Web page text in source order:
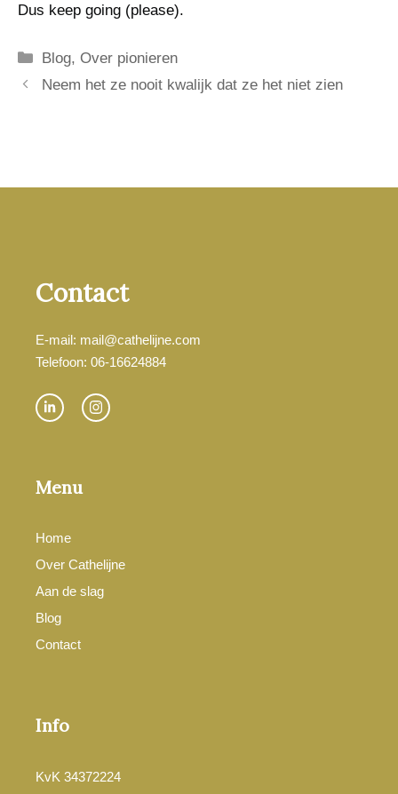
Dus keep going (please).
Categorieën
Blog,Over pionieren
Neem het ze nooit kwalijk dat ze het niet zien
Contact
E-mail: mail@cathelijne.com
Telefoon: 06-16624884
Menu
Home
Over Cathelijne
Aan de slag
Blog
Contact
Info
KvK 34372224